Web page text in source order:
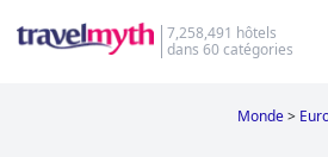
7,258,491 hôtels
dans 60 catégories
Monde>